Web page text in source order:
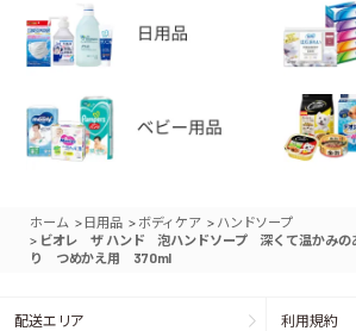
ホーム > 日用品 > ボディケア > ハンドソープ
> ビオレ ザ ハンド 泡ハンドソープ 深くて温かみの
り つめかえ用 370ml
配送エリア 利用規約